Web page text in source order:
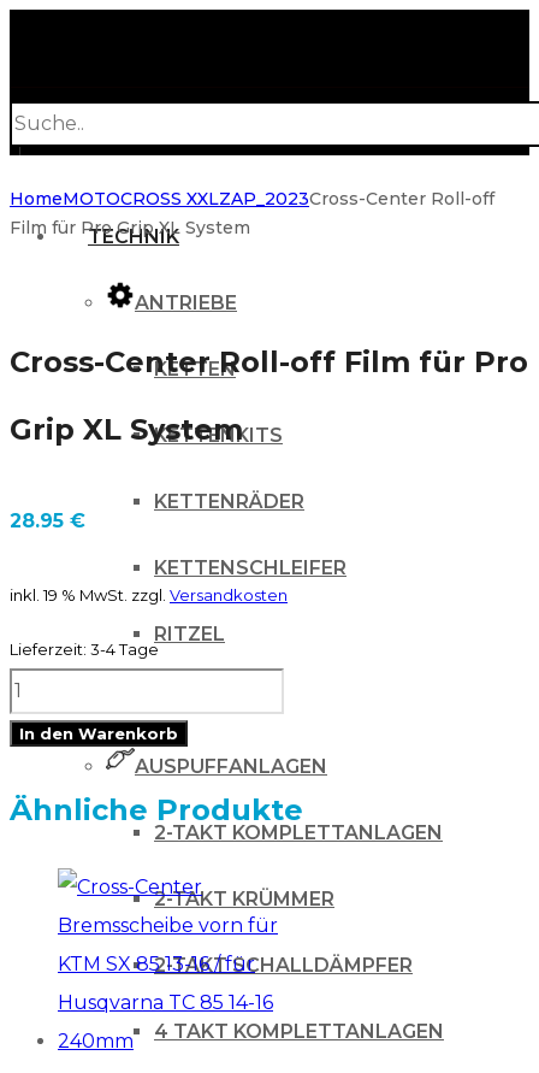
search
TECHNIK
ANTRIEBE
KETTEN
KETTENKITS
KETTENRÄDER
KETTENSCHLEIFER
RITZEL
AUSPUFFANLAGEN
2-TAKT KOMPLETTANLAGEN
2-TAKT KRÜMMER
2-TAKT SCHALLDÄMPFER
4 TAKT KOMPLETTANLAGEN
HomeMOTOCROSS XXLZAP_2023Cross-Center Roll-off
Film für Pro Grip XL System
Cross-Center Roll-off Film für Pro
Grip XL System
28.95 €
inkl. 19 % MwSt. zzgl. Versandkosten
Lieferzeit: 3-4 Tage
Cross-
Center
off
System
In den Warenkorb
Ähnliche Produkte